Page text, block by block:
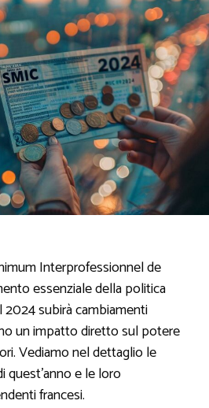
Interprofessionnel de
essenziale della politica
2024 subirà cambiamenti
un impatto diretto sul potere
Vediamo nel dettaglio le
quest’anno e le loro
francesi.